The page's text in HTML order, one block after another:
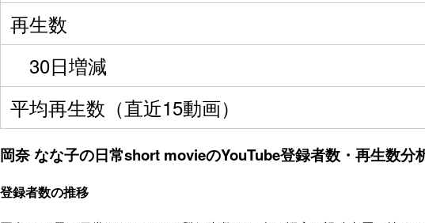
再生数
30日増減
平均再生数（直近15動画）
岡奈 なな子の日常short movieのYouTube登録者数・再生数分
登録者数の推移